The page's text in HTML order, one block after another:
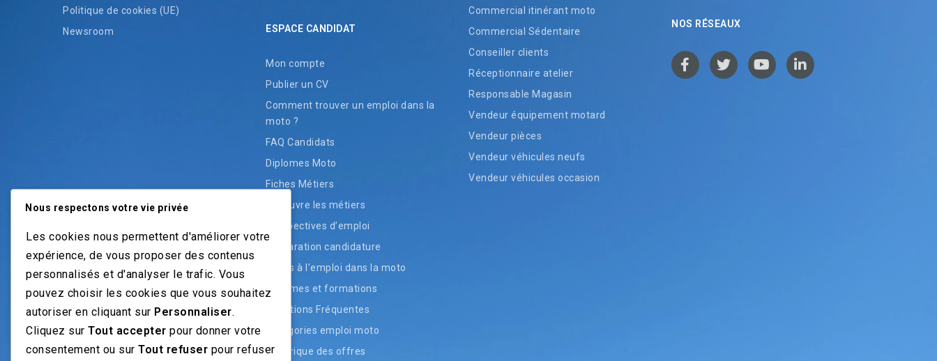
Politique de cookies (UE)
Newsroom
ESPACE CANDIDAT
Mon compte
Publier un CV
Comment trouver un emploi dans la
moto ?
FAQ Candidats
Diplomes Moto
Fiches Métiers
Découvre les métiers
Perspectives d’emploi
Préparation candidature
Accès à l’emploi dans la moto
Diplômes et formations
Questions Fréquentes
Catégories emploi moto
Historique des offres
Commercial itinérant moto
Commercial Sédentaire
Conseiller clients
Réceptionnaire atelier
Responsable Magasin
Vendeur équipement motard
Vendeur pièces
Vendeur véhicules neufs
Vendeur véhicules occasion
NOS RÉSEAUX
Nous respectons votre vie privée
Les cookies nous permettent d'améliorer votre
expérience, de vous proposer des contenus
personnalisés et d'analyser le trafic. Vous
pouvez choisir les cookies que vous souhaitez
autoriser en cliquant sur Personnaliser.
Cliquez sur Tout accepter pour donner votre
consentement ou sur Tout refuser pour refuser